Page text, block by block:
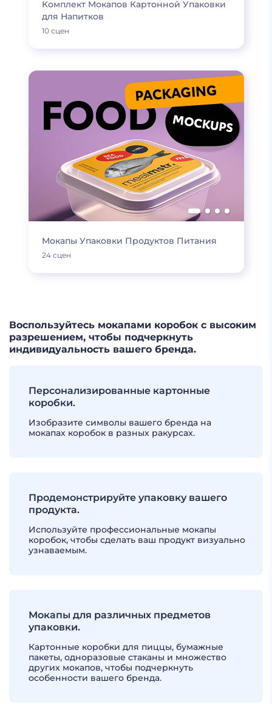
Комплект Мокапов Картонной Упаковки
для Напитков
10 сцен
Мокапы Упаковки Продуктов Питания
24 сцен
Воспользуйтесь мокапами коробок с высоким
разрешением, чтобы подчеркнуть
индивидуальность вашего бренда.
Персонализированные картонные
коробки.
Изобразите символы вашего бренда на
мокапах коробок в разных ракурсах.
Продемонстрируйте упаковку вашего
продукта.
Используйте профессиональные мокапы
коробок, чтобы сделать ваш продукт визуально
узнаваемым.
Мокапы для различных предметов
упаковки.
Картонные коробки для пиццы, бумажные
пакеты, одноразовые стаканы и множество
других мокапов, чтобы подчеркнуть
особенности вашего бренда.